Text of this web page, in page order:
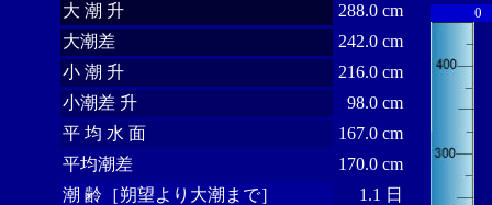
大 潮 升
288.0 cm
大潮差
242.0 cm
小 潮 升
216.0 cm
小潮差 升
98.0 cm
平 均 水 面
167.0 cm
平均潮差
170.0 cm
潮 齢［朔望より大潮まで］
1.1 日
0